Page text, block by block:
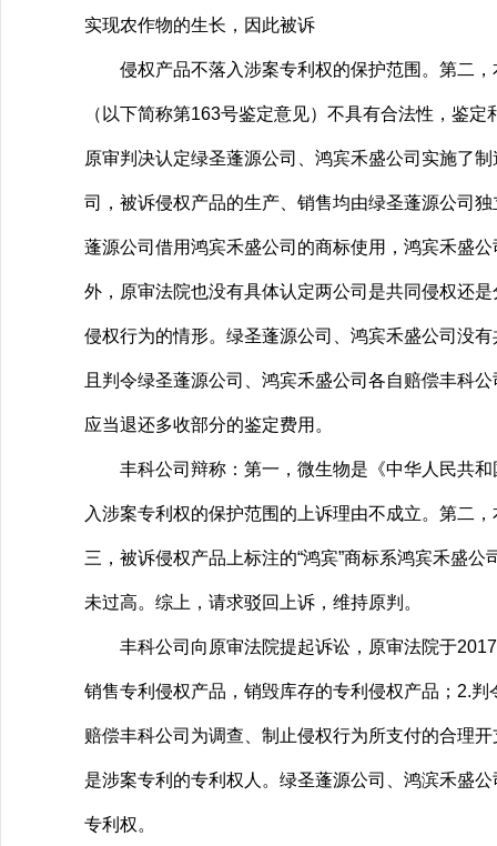
实现农作物的生长，因此被诉
侵权产品不落入涉案专利权的保护范围。第二，
（以下简称第163号鉴定意见）不具有合法性，鉴
原审判决认定绿圣蓬源公司、鸿宾禾盛公司实施了
司，被诉侵权产品的生产、销售均由绿圣蓬源公司
蓬源公司借用鸿宾禾盛公司的商标使用，鸿宾禾盛
外，原审法院也没有具体认定两公司是共同侵权还
侵权行为的情形。绿圣蓬源公司、鸿宾禾盛公司没
且判令绿圣蓬源公司、鸿宾禾盛公司各自赔偿丰科
应当退还多收部分的鉴定费用。
丰科公司辩称：第一，微生物是《中华人民共和
入涉案专利权的保护范围的上诉理由不成立。第二
三，被诉侵权产品上标注的“鸿宾”商标系鸿宾禾盛
未过高。综上，请求驳回上诉，维持原判。
丰科公司向原审法院提起诉讼，原审法院于2017
销售专利侵权产品，销毁库存的专利侵权产品；2.
赔偿丰科公司为调查、制止侵权行为所支付的合理
是涉案专利的专利权人。绿圣蓬源公司、鸿滨禾盛
专利权。